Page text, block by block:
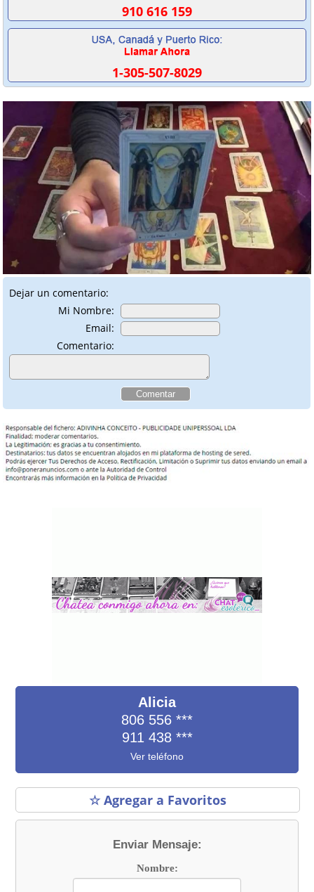
910 616 159
1-305-507-8029
Dejar un comentario:
Mi Nombre:
Email:
Comentario:
Alicia
806 556***
911 438 ***
Ver teléfono
☆ Agregar a Favoritos
Enviar Mensaje:
Nombre: